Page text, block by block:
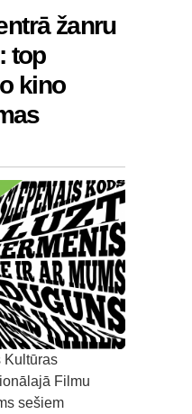
žanru
top
kino
Kultūras
Filmu
sešiem